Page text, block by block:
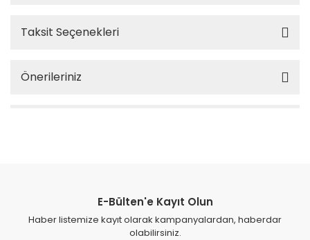
Taksit Seçenekleri
Önerileriniz
E-Bülten'e Kayıt Olun
Haber listemize kayıt olarak kampanyalardan, haberdar
olabilirsiniz.